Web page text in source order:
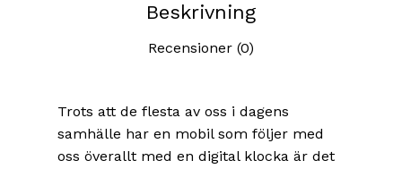
Beskrivning
Recensioner (0)
Trots att de flesta av oss i dagens
samhälle har en mobil som följer med
oss överallt med en digital klocka är det